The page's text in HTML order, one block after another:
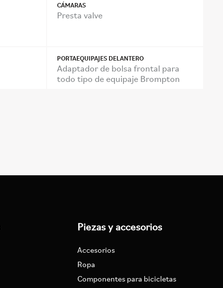
CÁMARAS
Presta valve
PORTAEQUIPAJES DELANTERO
Adaptador de bolsa frontal para
todo tipo de equipaje Brompton
Piezas y accesorios
Accesorios
Ropa
Componentes para bicicletas